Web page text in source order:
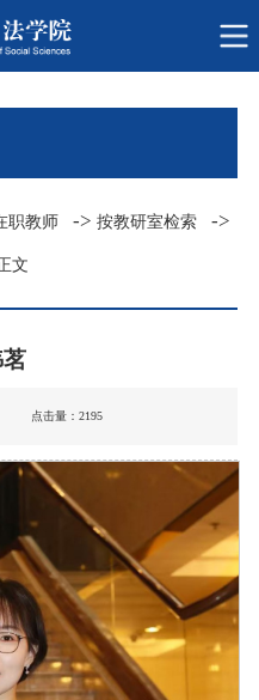
职教师 ->按教研室检索 ->
文
点击量： 2195